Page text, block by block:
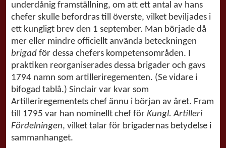
underdånig framställning, om att ett antal av hans
chefer skulle befordras till överste, vilket beviljades i
ett kungligt brev den 1 september. Man började då
mer eller mindre officiellt använda beteckningen
brigad för dessa chefers kompetensområden. I
praktiken reorganiserades dessa brigader och gavs
1794 namn som artilleriregementen. (Se vidare i
bifogad tablå.) Sinclair var kvar som
Artilleriregementets chef ännu i början av året. Fram
till 1795 var han nominellt chef för Kungl. Artilleri
Fördelningen, vilket talar för brigadernas betydelse i
sammanhanget.